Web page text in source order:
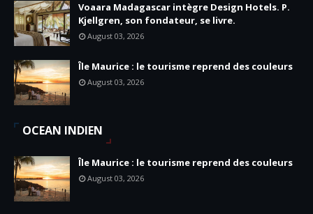
Voaara Madagascar intègre Design Hotels. P.
Kjellgren, son fondateur, se livre.
August 03, 2026
Île Maurice : le tourisme reprend des couleurs
August 03, 2026
OCEAN INDIEN
Île Maurice : le tourisme reprend des couleurs
August 03, 2026